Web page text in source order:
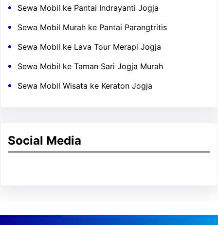
Sewa Mobil ke Pantai Indrayanti Jogja
Sewa Mobil Murah ke Pantai Parangtritis
Sewa Mobil ke Lava Tour Merapi Jogja
Sewa Mobil ke Taman Sari Jogja Murah
Sewa Mobil Wisata ke Keraton Jogja
Social Media